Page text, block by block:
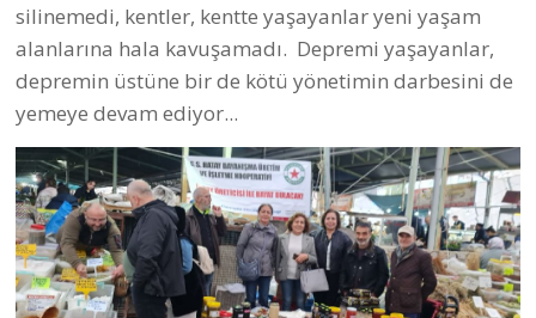
silinemedi, kentler, kentte yaşayanlar yeni yaşam
alanlarına hala kavuşamadı. Depremi yaşayanlar,
depremin üstüne bir de kötü yönetimin darbesini de
yemeye devam ediyor...